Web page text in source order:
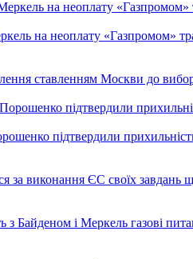
на неоплату «Газпромом»
ставленням Москви до
підтвердили
за виконання ЄС своїх завдань
Байденом і Меркель газові